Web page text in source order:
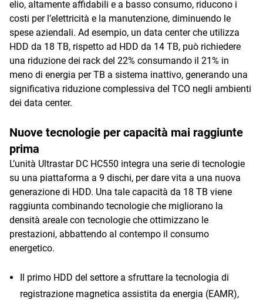
elio, altamente affidabili e a basso consumo, riducono i
costi per l’elettricità e la manutenzione, diminuendo le
spese aziendali. Ad esempio, un data center che utilizza
HDD da 18 TB, rispetto ad HDD da 14 TB, può richiedere
una riduzione dei rack del 22% consumando il 21% in
meno di energia per TB a sistema inattivo, generando una
significativa riduzione complessiva del TCO negli ambienti
dei data center.
Nuove tecnologie per capacità mai raggiunte
prima
L’unità Ultrastar DC HC550 integra una serie di tecnologie
su una piattaforma a 9 dischi, per dare vita a una nuova
generazione di HDD. Una tale capacità da 18 TB viene
raggiunta combinando tecnologie che migliorano la
densità areale con tecnologie che ottimizzano le
prestazioni, abbattendo al contempo il consumo
energetico.
Il primo HDD del settore a sfruttare la tecnologia di
registrazione magnetica assistita da energia (EAMR),